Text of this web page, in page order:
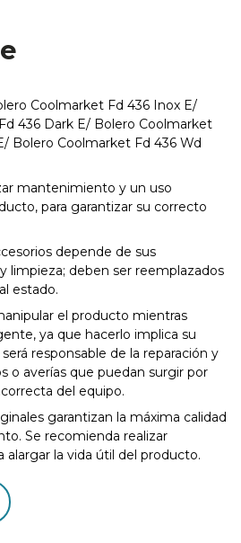
Coolmarket Fd 436 Inox E/
436 Dark E/ Bolero Coolmarket
Bolero Coolmarket Fd 436 Wd
mantenimiento y un uso
para garantizar su correcto
depende de sus
limpieza; deben ser reemplazados
estado.
el producto mientras
ya que hacerlo implica su
responsable de la reparación y
o averías que puedan surgir por
del equipo.
garantizan la máxima calidad
Se recomienda realizar
la vida útil del producto.